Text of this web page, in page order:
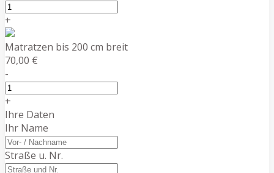
+
Matratzen bis 200 cm breit
70,00 €
-
+
Ihre Daten
Ihr Name
Straße u. Nr.